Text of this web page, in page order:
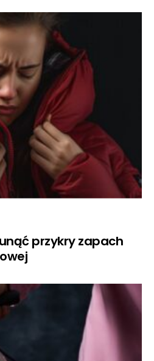
przykry zapach